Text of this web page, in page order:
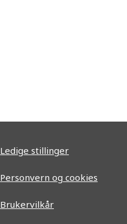
Ledige stillinger
Personvern og cookies
Brukervilkår